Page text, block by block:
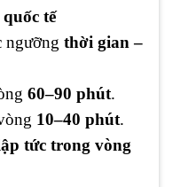
tế
ngưỡng thời gian –
60–90 phút.
10–40 phút.
tức trong vòng